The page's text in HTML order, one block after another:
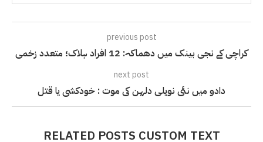
previous post
کراچی کے نجی بینک میں دھماکہ: 12 افراد ہلاک؛ متعدد زخمی
next post
دادو میں نئی نویلی دلہن کی موت : خودکشی یا قتل
RELATED POSTS CUSTOM TEXT